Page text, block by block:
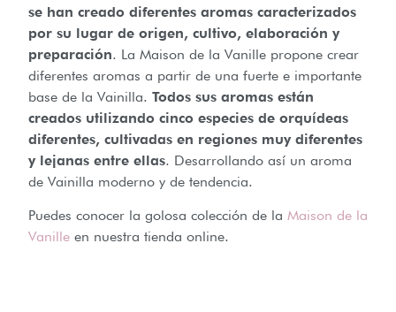
se han creado diferentes aromas caracterizados
por su lugar de origen, cultivo, elaboración y
preparación. La Maison de la Vanille propone crear
diferentes aromas a partir de una fuerte e importante
base de la Vainilla. Todos sus aromas están
creados utilizando cinco especies de orquídeas
diferentes, cultivadas en regiones muy diferentes
y lejanas entre ellas. Desarrollando así un aroma
de Vainilla moderno y de tendencia.
Puedes conocer la golosa colección de la Maison de la
Vanille en nuestra tienda online.